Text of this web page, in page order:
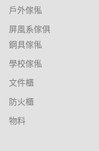
戶外傢俬
屏風系傢俱
鋼具傢俬
學校傢俬
文件櫃
防火櫃
物料